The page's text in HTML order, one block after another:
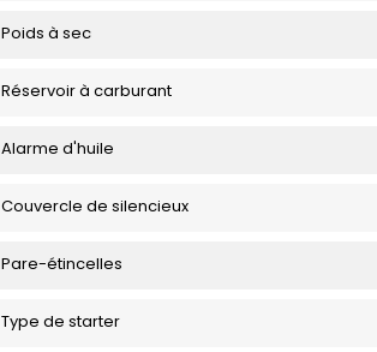
Poids à sec
Réservoir à carburant
Alarme d'huile
Couvercle de silencieux
Pare-étincelles
Type de starter